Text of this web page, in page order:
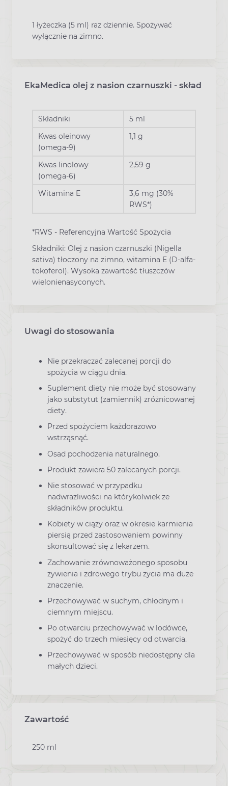
1 łyżeczka (5 ml) raz dziennie. Spożywać
wyłącznie na zimno.
EkaMedica olej z nasion czarnuszki - skład
Składniki
5 ml
Kwas oleinowy
(omega-9)
1,1 g
Kwas linolowy
(omega-6)
2,59 g
Witamina E
3,6 mg (30%
RWS*)
*RWS - Referencyjna Wartość Spożycia
Składniki: Olej z nasion czarnuszki (Nigella
sativa) tłoczony na zimno, witamina E (D-alfa-
tokoferol). Wysoka zawartość tłuszczów
wielonienasyconych.
Uwagi do stosowania
Nie przekraczać zalecanej porcji do
spożycia w ciągu dnia.
Suplement diety nie może być stosowany
jako substytut (zamiennik) zróżnicowanej
diety.
Przed spożyciem każdorazowo
wstrząsnąć.
Osad pochodzenia naturalnego.
Produkt zawiera 50 zalecanych porcji.
Nie stosować w przypadku
nadwrażliwości na którykolwiek ze
składników produktu.
Kobiety w ciąży oraz w okresie karmienia
piersią przed zastosowaniem powinny
skonsultować się z lekarzem.
Zachowanie zrównoważonego sposobu
żywienia i zdrowego trybu życia ma duże
znaczenie.
Przechowywać w suchym, chłodnym i
ciemnym miejscu.
Po otwarciu przechowywać w lodówce,
spożyć do trzech miesięcy od otwarcia.
Przechowywać w sposób niedostępny dla
małych dzieci.
Zawartość
250 ml